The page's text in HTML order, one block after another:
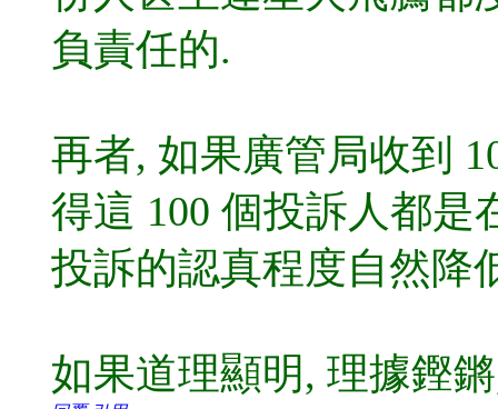
負責任的.
再者, 如果廣管局收到
得這 100 個投訴人都是
投訴的認真程度自然降
如果道理顯明, 理據鏗